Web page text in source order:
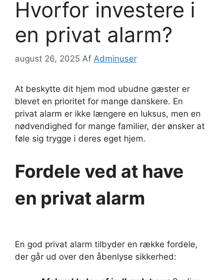
Hvorfor investere i
en privat alarm?
august 26, 2025 Af Adminuser
At beskytte dit hjem mod ubudne gæster er
blevet en prioritet for mange danskere. En
privat alarm er ikke længere en luksus, men en
nødvendighed for mange familier, der ønsker at
føle sig trygge i deres eget hjem.
Fordele ved at have
en privat alarm
En god privat alarm tilbyder en række fordele,
der går ud over den åbenlyse sikkerhed: